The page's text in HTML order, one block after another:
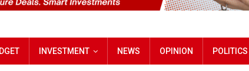
INVESTMENT NEWS OPINION POLITICS